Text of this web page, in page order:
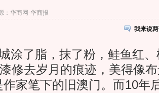
： 华商网-华商报
我来说
了脂，抹了粉，鲑鱼红、
修去岁月的痕迹，美得像
作家笔下的旧澳门。而10年